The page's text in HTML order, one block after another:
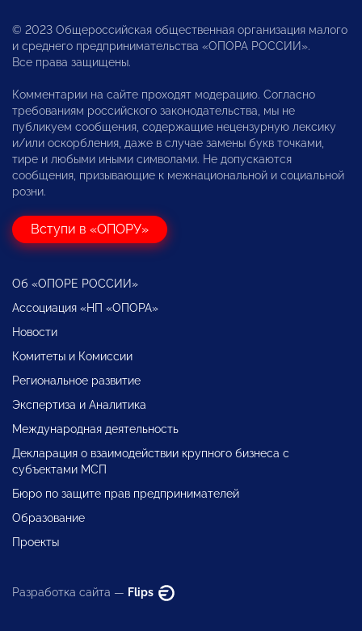
© 2023 Общероссийская общественная организация малого
и среднего предпринимательства «ОПОРА РОССИИ».
Все права защищены.
Комментарии на сайте проходят модерацию. Согласно
требованиям российского законодательства, мы не
публикуем сообщения, содержащие нецензурную лексику
и/или оскорбления, даже в случае замены букв точками,
тире и любыми иными символами. Не допускаются
сообщения, призывающие к межнациональной и социальной
розни.
Вступи в «ОПОРУ»
Об «ОПОРЕ РОССИИ»
Ассоциация «НП «ОПОРА»
Новости
Комитеты и Комиссии
Региональное развитие
Экспертиза и Аналитика
Международная деятельность
Декларация о взаимодействии крупного бизнеса с
субъектами МСП
Бюро по защите прав предпринимателей
Образование
Проекты
Разработка сайта — Flips